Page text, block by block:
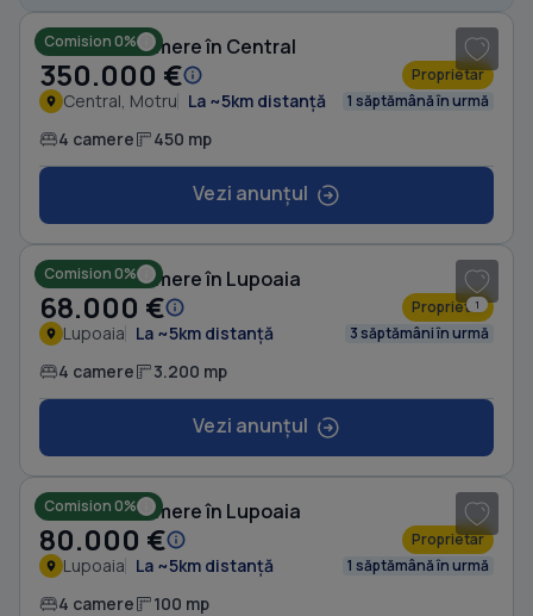
Comision 0%
Casă cu 4 camere în Central
350.000 € Proprietar
Central, Motru La ~5km distanță 1 săptămână în urmă
4 camere 450 mp
Vezi anunțul
1
Comision 0%
Casă cu 4 camere în Lupoaia
68.000 € Proprietar
Lupoaia La ~5km distanță 3 săptămâni în urmă
4 camere 3.200 mp
Vezi anunțul
Comision 0%
Casă cu 4 camere în Lupoaia
80.000 € Proprietar
Lupoaia La ~5km distanță 1 săptămână în urmă
4 camere 100 mp